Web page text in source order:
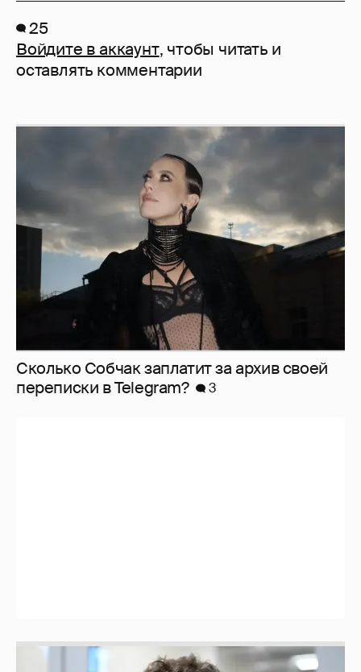
25
Войдите в аккаунт, чтобы читать и
оставлять комментарии
Сколько Собчак заплатит за архив своей
перeписки в Telegram?
3